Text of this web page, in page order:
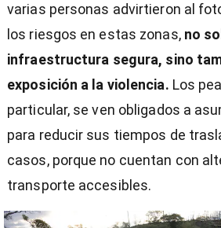
varias personas advirtieron al
los riesgos en estas zonas, no
infraestructura segura, sino
exposición a la violencia. Los
particular, se ven obligados a
para reducir sus tiempos de
casos, porque no cuentan con
transporte accesibles.